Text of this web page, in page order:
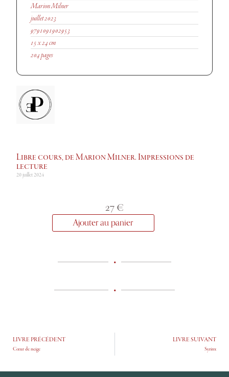
Marion Milner
juillet 2023
9791091902953
15 x 24 cm
204 pages
Libre cours, de Marion Milner. Impressions de
lecture
20 juillet 2024
27€
Ajouter au panier
•
•
LIVRE PRÉCÉDENT
Cœur de neige
LIVRE SUIVANT
Syrinx